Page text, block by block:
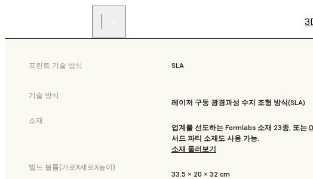
프린트 기술 방식 SLA
기술 방식
레이저 구동 광경과성 수지 조형 방식(SLA)
소재
업계를 선도하는 Formlabs 소재 23종, 또는
서드 파티 소재도 사용 가능.
소재 둘러보기
빌드 볼륨(가로X세로X높이)
33.5 × 20 × 32 cm